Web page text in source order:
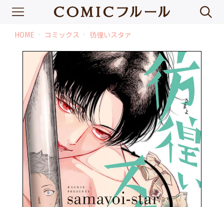
HOME chevron_right コミックス chevron_right 彷徨いスタァ